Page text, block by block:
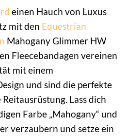
einen Hauch von Luxus
mit den Equestrian
Mahogany Glimmer HW
Fleecebandagen vereinen
mit einem
und sind die perfekte
Lass dich
Farbe „Mahogany“ und
verzaubern und setze ein